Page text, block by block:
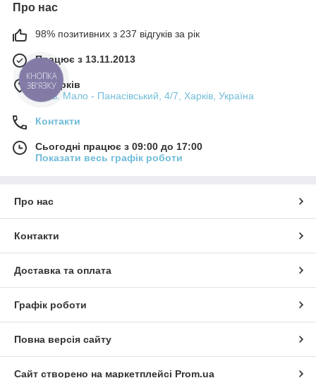
Про нас
98% позитивних з 237 відгуків за рік
Працює з 13.11.2013
м. Харків
пров. Мало - Панасівський, 4/7, Харків, Україна
Контакти
Сьогодні працює з 09:00 до 17:00
Показати весь графік роботи
Про нас
Контакти
Доставка та оплата
Графік роботи
Повна версія сайту
Сайт створено на маркетплейсі Prom.ua
КНОПКА
ЗВ'ЯЗКУ